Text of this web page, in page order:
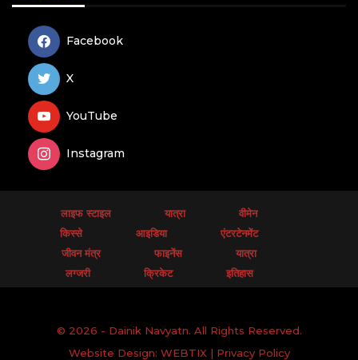
Facebook
X
YouTube
Instagram
लाइफ स्टाइल यात्रा
वीमेन
किस्से
आइडिया
एंटरटेनमेंट
जीवन मंत्र
फाइनेंस
यात्रा
लग्जरी
क्रिकेट इतिहास
© 2026 - Dainik Navyatn. All Rights Reserved.
Website Design: WEBTIX | Privacy Policy